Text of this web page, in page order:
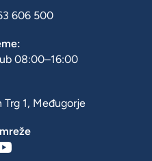
606 500
08:00–16:00
Trg 1, Međugorje